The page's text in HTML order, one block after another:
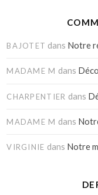
BAJOTET dans Notre
MADAME M dans
CHARPENTIER dans
MADAME M dans
VIRGINIE dans Notre